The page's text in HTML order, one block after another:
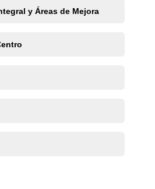
y Áreas de Mejora